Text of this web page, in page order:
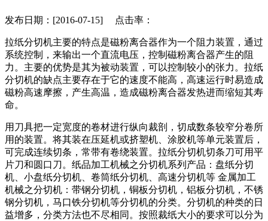
发布日期：[2016-07-15] 点击率：
拉纸分切机主要的特点是磁粉离合器作为一个阻力装置，通过
系统控制，来输出一个直流电压，控制磁粉离合器产生的阻
力。主要的优势是其为被动装置，可以控制较小的张力。拉纸
分切机的缺点主要存在于它的速度不能高，高速运行时易造成
磁粉高速摩擦，产生高温，造成磁粉离合器发热进而缩短其寿
命。
用刀具把一定宽度的卷材进行纵向裁剖，切成数条较窄分卷所
用的装置。将其装在压延机或挤塑机、涂胶机等单元装置后，
可完成连续切条，常带有卷绕装置。拉纸分切机切条刀可用平
片刀和圆口刀。纸品加工机械之分切机系列产品：盘纸分切
机、小盘纸分切机、卷筒纸分切机、高速分切机等 金属加工
机械之分切机：带钢分切机，铜板分切机，铝板分切机，不锈
钢分切机，马口铁分切机等分切机的分类。分切机的种类的日
益增多，分类方法也不尽相同。按照裁纸大小的要求可以分为